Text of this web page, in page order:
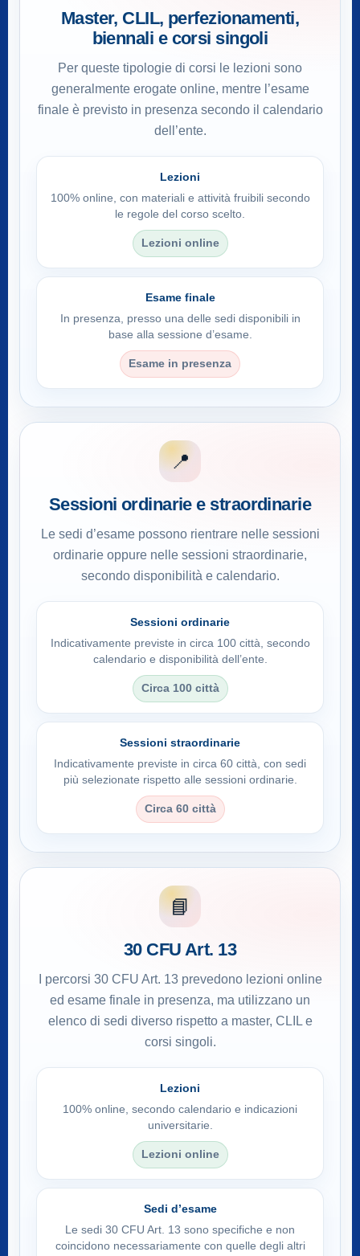
Master, CLIL, perfezionamenti,
biennali e corsi singoli
Per queste tipologie di corsi le lezioni sono
generalmente erogate online, mentre l’esame
finale è previsto in presenza secondo il calendario
dell’ente.
Lezioni
100% online, con materiali e attività fruibili secondo
le regole del corso scelto.
Lezioni online
Esame finale
In presenza, presso una delle sedi disponibili in
base alla sessione d’esame.
Esame in presenza
📍
Sessioni ordinarie e straordinarie
Le sedi d’esame possono rientrare nelle sessioni
ordinarie oppure nelle sessioni straordinarie,
secondo disponibilità e calendario.
Sessioni ordinarie
Indicativamente previste in circa 100 città, secondo
calendario e disponibilità dell’ente.
Circa 100 città
Sessioni straordinarie
Indicativamente previste in circa 60 città, con sedi
più selezionate rispetto alle sessioni ordinarie.
Circa 60 città
📘
30 CFU Art. 13
I percorsi 30 CFU Art. 13 prevedono lezioni online
ed esame finale in presenza, ma utilizzano un
elenco di sedi diverso rispetto a master, CLIL e
corsi singoli.
Lezioni
100% online, secondo calendario e indicazioni
universitarie.
Lezioni online
Sedi d’esame
Le sedi 30 CFU Art. 13 sono specifiche e non
coincidono necessariamente con quelle degli altri